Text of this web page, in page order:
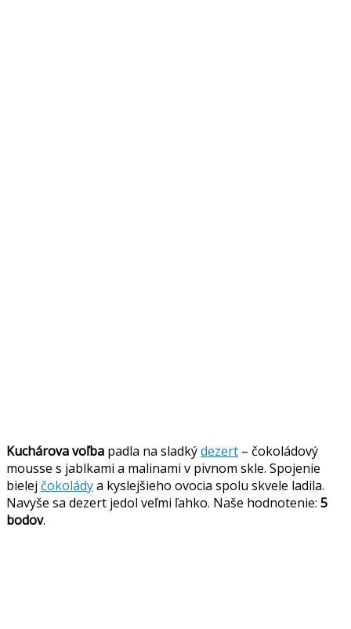
Kuchárova voľba padla na sladkýdezert – čokoládový
mousse s jablkami a malinami v pivnom skle. Spojenie
bielej čokoládya kyslejšieho ovocia spolu skvele ladila.
Navyše sa dezert jedol veľmi ľahko. Naše hodnotenie: 5
bodov.